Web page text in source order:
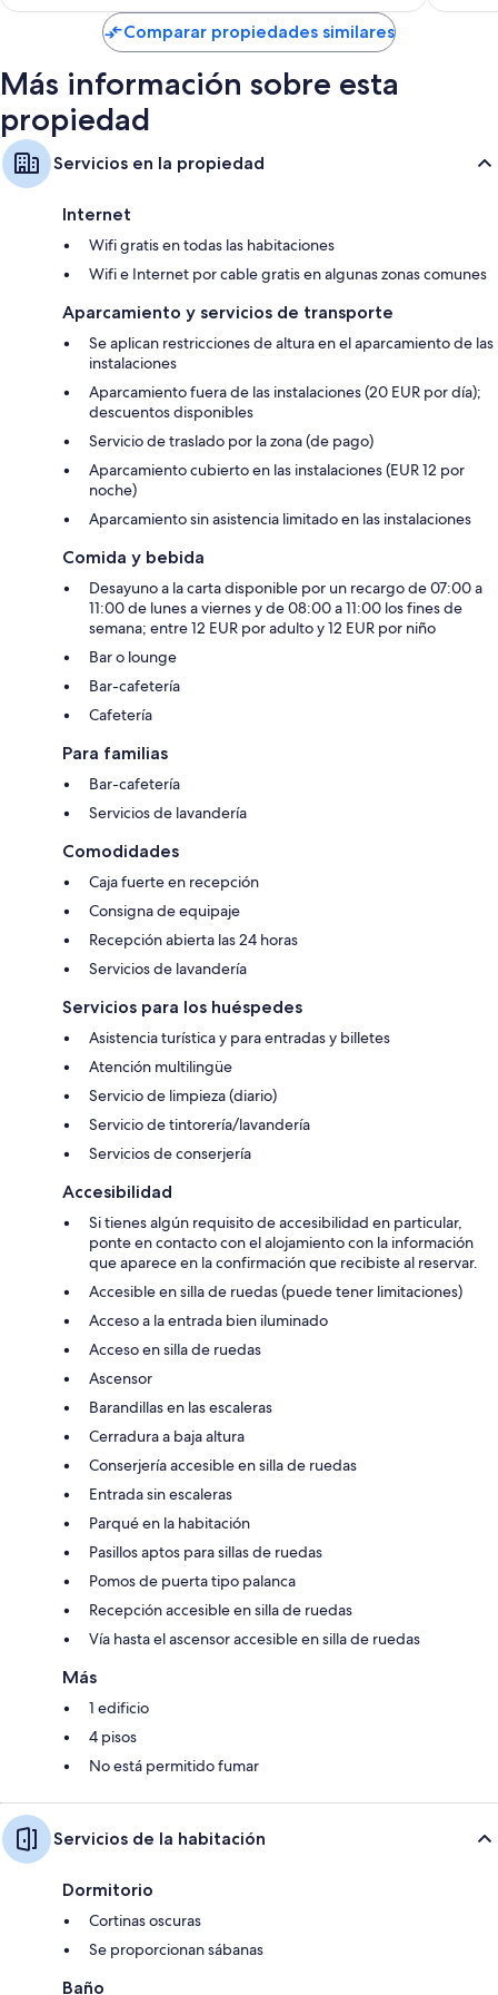
de
US$ 121
Comparar propiedades similares
Más información sobre esta
propiedad
Servicios en la propiedad
Internet
Wifi gratis en todas las habitaciones
Wifi e Internet por cable gratis en algunas zonas comunes
Aparcamiento y servicios de transporte
Se aplican restricciones de altura en el aparcamiento de las
instalaciones
Aparcamiento fuera de las instalaciones (20 EUR por día);
descuentos disponibles
Servicio de traslado por la zona (de pago)
Aparcamiento cubierto en las instalaciones (EUR 12 por
noche)
Aparcamiento sin asistencia limitado en las instalaciones
Comida y bebida
Desayuno a la carta disponible por un recargo de 07:00 a
11:00 de lunes a viernes y de 08:00 a 11:00 los fines de
semana; entre 12 EUR por adulto y 12 EUR por niño
Bar o lounge
Bar-cafetería
Cafetería
Para familias
Bar-cafetería
Servicios de lavandería
Comodidades
Caja fuerte en recepción
Consigna de equipaje
Recepción abierta las 24 horas
Servicios de lavandería
Servicios para los huéspedes
Asistencia turística y para entradas y billetes
Atención multilingüe
Servicio de limpieza (diario)
Servicio de tintorería/lavandería
Servicios de conserjería
Accesibilidad
Si tienes algún requisito de accesibilidad en particular,
ponte en contacto con el alojamiento con la información
que aparece en la confirmación que recibiste al reservar.
Accesible en silla de ruedas (puede tener limitaciones)
Acceso a la entrada bien iluminado
Acceso en silla de ruedas
Ascensor
Barandillas en las escaleras
Cerradura a baja altura
Conserjería accesible en silla de ruedas
Entrada sin escaleras
Parqué en la habitación
Pasillos aptos para sillas de ruedas
Pomos de puerta tipo palanca
Recepción accesible en silla de ruedas
Vía hasta el ascensor accesible en silla de ruedas
Más
1 edificio
4 pisos
No está permitido fumar
Servicios de la habitación
Dormitorio
Cortinas oscuras
Se proporcionan sábanas
Baño